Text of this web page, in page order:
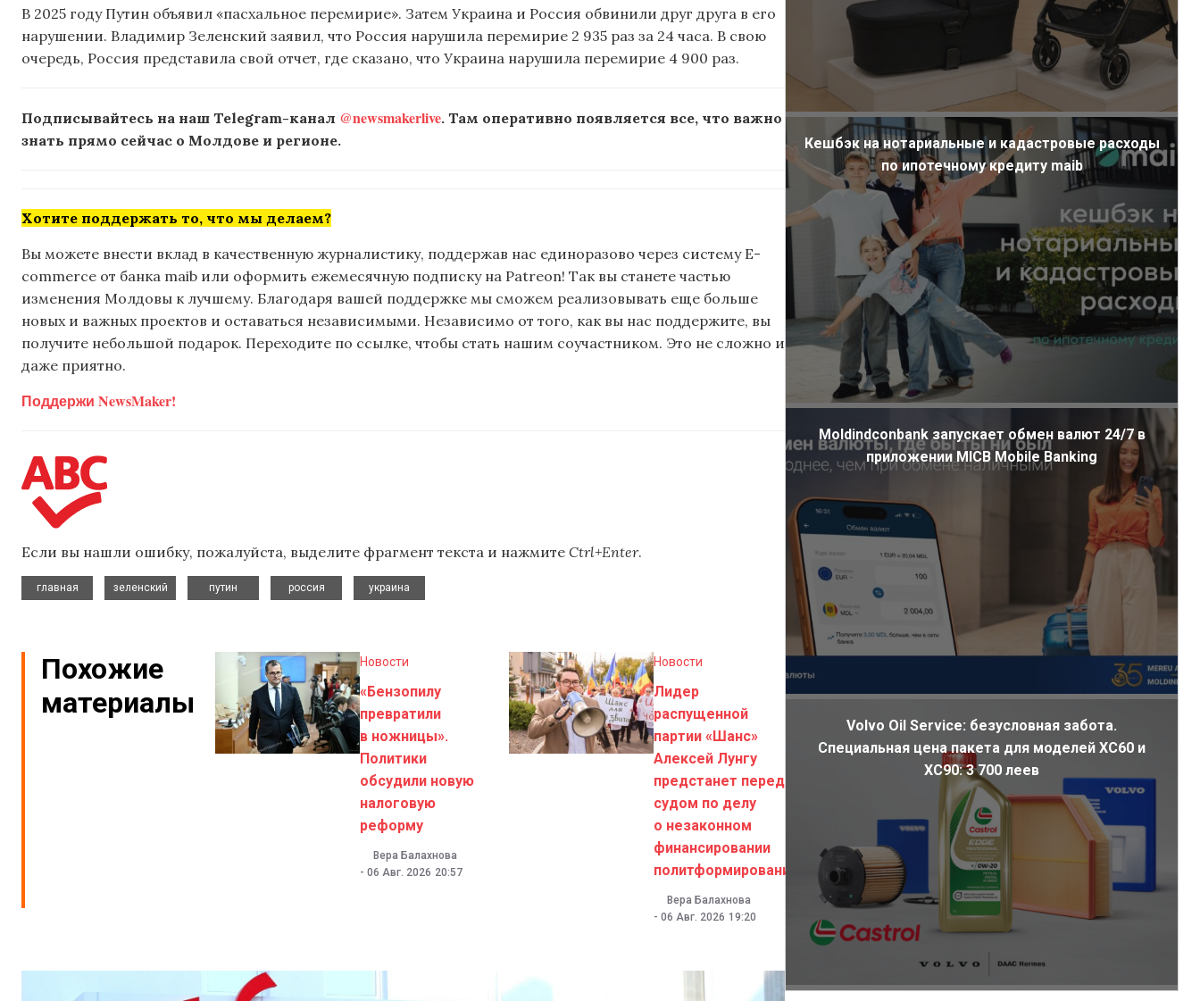
В 2025 году Путин объявил «пасхальное перемирие». Затем Украина и Россия обвинили друг друга в его
нарушении. Владимир Зеленский заявил, что Россия нарушила перемирие 2 935 раз за 24 часа. В свою
очередь, Россия представила свой отчет, где сказано, что Украина нарушила перемирие 4 900 раз.
Подписывайтесь на наш Telegram-канал @newsmakerlive. Там оперативно появляется все, что важно
знать прямо сейчас о Молдове и регионе.
Хотите поддержать то, что мы делаем?
Вы можете внести вклад в качественную журналистику, поддержав нас единоразово через систему E-
commerce от банка maib или оформить ежемесячную подписку на Patreon! Так вы станете частью
изменения Молдовы к лучшему. Благодаря вашей поддержке мы сможем реализовывать еще больше
новых и важных проектов и оставаться независимыми. Независимо от того, как вы нас поддержите, вы
получите небольшой подарок. Переходите по ссылке, чтобы стать нашим соучастником. Это не сложно и
даже приятно.
Поддержи NewsMaker!
Если вы нашли ошибку, пожалуйста, выделите фрагмент текста и нажмите Ctrl+Enter.
главная
зеленский
путин
россия
украина
Похожие
материалы
Новости
«Бензопилу
превратили
в ножницы».
Политики
обсудили новую
налоговую
реформу
Вера Балахнова
- 06 Авг. 2026 20:57
Новости
Лидер
распущенной
партии «Шанс»
Алексей Лунгу
предстанет перед
судом по делу
о незаконном
финансировании
политформирований
Вера Балахнова
- 06 Авг. 2026 19:20
Кешбэк на нотариальные и кадастровые расходы
по ипотечному кредиту maib
Moldindconbank запускает обмен валют 24/7 в
приложении MICB Mobile Banking
Volvo Oil Service: безусловная забота.
Специальная цена пакета для моделей XC60 и
XC90: 3 700 леев